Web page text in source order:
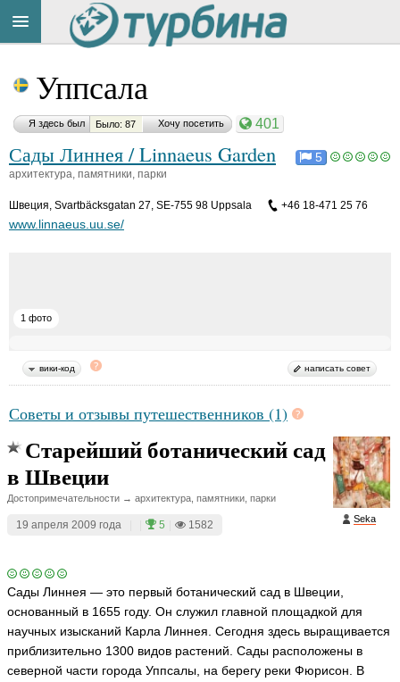
Уппсала
Я здесь был Было: 87 Хочу посетить 401
Сады Линнея / Linnaeus Garden 5
архитектура, памятники, парки
Швеция, Svartbäcksgatan 27, SE-755 98 Uppsala +46 18-471 25 76
www.linnaeus.uu.se/
1 фото
вики-код написать совет
Советы и отзывы путешественников (1)
Seka
Старейший ботанический сад
в Швеции
Достопримечательности → архитектура, памятники, парки
19 апреля 2009 года 5 1582
Сады Линнея — это первый ботанический сад в Швеции,
основанный в 1655 году. Он служил главной площадкой для
научных изысканий Карла Линнея. Сегодня здесь выращивается
приблизительно 1300 видов растений. Сады расположены в
северной части города Уппсалы, на берегу реки Фюрисон. В
на
сайте:
Button